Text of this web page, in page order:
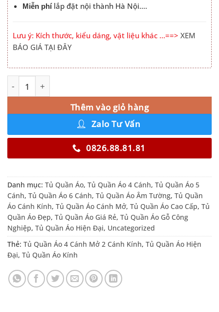
Miễn phílắp đặt nội thành Hà Nội….
Lưu ý: Kích thước, kiểu dáng, vật liệu khác …==> XEM
BÁO GIÁ TẠI ĐÂY
Tủ Quần Áo 4 Cánh Mở 2 Cánh Kính số lượng
Thêm vào giỏ hàng
Alternative:
Zalo Tư Vấn
0826.88.81.81
Danh mục: Tủ Quần Áo, Tủ Quần Áo 4 Cánh, Tủ Quần Áo 5
Cánh, Tủ Quần Áo 6 Cánh, Tủ Quần Áo Âm Tường, Tủ Quần
Áo Cánh Kính, Tủ Quần Áo Cánh Mở, Tủ Quần Áo Cao Cấp, Tủ
Quần Áo Đẹp, Tủ Quần Áo Giá Rẻ, Tủ Quần Áo Gỗ Công
Nghiệp, Tủ Quần Áo Hiện Đại, Uncategorized
Thẻ: Tủ Quần Áo 4 Cánh Mở 2 Cánh Kính, Tủ Quần Áo Hiện
Đại, Tủ Quần Áo Kính